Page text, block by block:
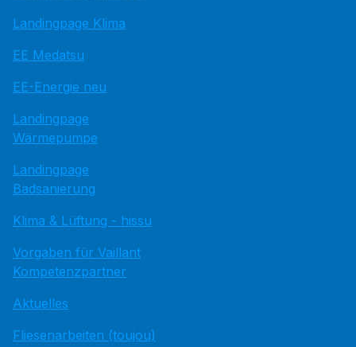
Landingpage Klima
EE Medatsu
EE-Energie neu
Landingpage
Wärmepumpe
Landingpage
Badsanierung
Klima & Lüftung - hissu
Vorgaben für Vaillant
Kompetenzpartner
Aktuelles
Fliesenarbeiten (toujou)